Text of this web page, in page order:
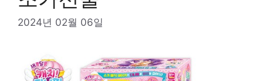
2024년 02월 06일